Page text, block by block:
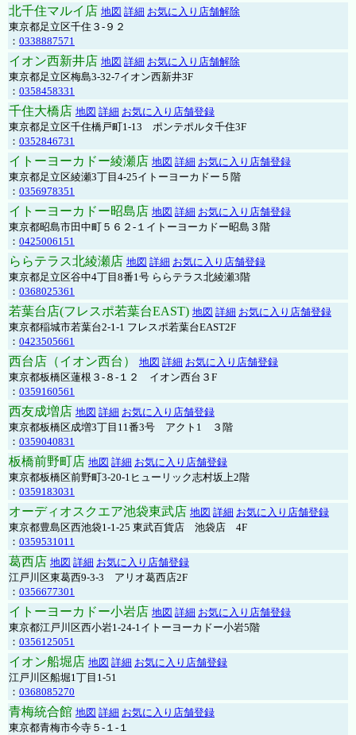
北千住マルイ店 地図 詳細 お気に入り店舗解除
東京都足立区千住３-９２
： 0338887571
イオン西新井店 地図 詳細 お気に入り店舗解除
東京都足立区梅島3-32-7イオン西新井3F
： 0358458331
千住大橋店 地図 詳細 お気に入り店舗登録
東京都足立区千住橋戸町1-13 ポンテポルタ千住3F
： 0352846731
イトーヨーカドー綾瀬店 地図 詳細 お気に入り店舗登録
東京都足立区綾瀬3丁目4-25イトーヨーカドー５階
： 0356978351
イトーヨーカドー昭島店 地図 詳細 お気に入り店舗登録
東京都昭島市田中町５６２-１イトーヨーカドー昭島３階
： 0425006151
ららテラス北綾瀬店 地図 詳細 お気に入り店舗登録
東京都足立区谷中4丁目8番1号 ららテラス北綾瀬3階
： 0368025361
若葉台店(フレスポ若葉台EAST) 地図 詳細 お気に入り店舗登録
東京都稲城市若葉台2-1-1 フレスポ若葉台EAST2F
： 0423505661
西台店（イオン西台） 地図 詳細 お気に入り店舗登録
東京都板橋区蓮根３-８-１２ イオン西台３F
： 0359160561
西友成増店 地図 詳細 お気に入り店舗登録
東京都板橋区成増3丁目11番3号 アクト1 ３階
： 0359040831
板橋前野町店 地図 詳細 お気に入り店舗登録
東京都板橋区前野町3-20-1ヒューリック志村坂上2階
： 0359183031
オーディオスクエア池袋東武店 地図 詳細 お気に入り店舗登録
東京都豊島区西池袋1-1-25 東武百貨店 池袋店 4F
： 0359531011
葛西店 地図 詳細 お気に入り店舗登録
江戸川区東葛西9-3-3 アリオ葛西店2F
： 0356677301
イトーヨーカドー小岩店 地図 詳細 お気に入り店舗登録
東京都江戸川区西小岩1-24-1イトーヨーカドー小岩5階
： 0356125051
イオン船堀店 地図 詳細 お気に入り店舗登録
江戸川区船堀1丁目1-51
： 0368085270
青梅統合館 地図 詳細 お気に入り店舗登録
東京都青梅市今寺５-１-１